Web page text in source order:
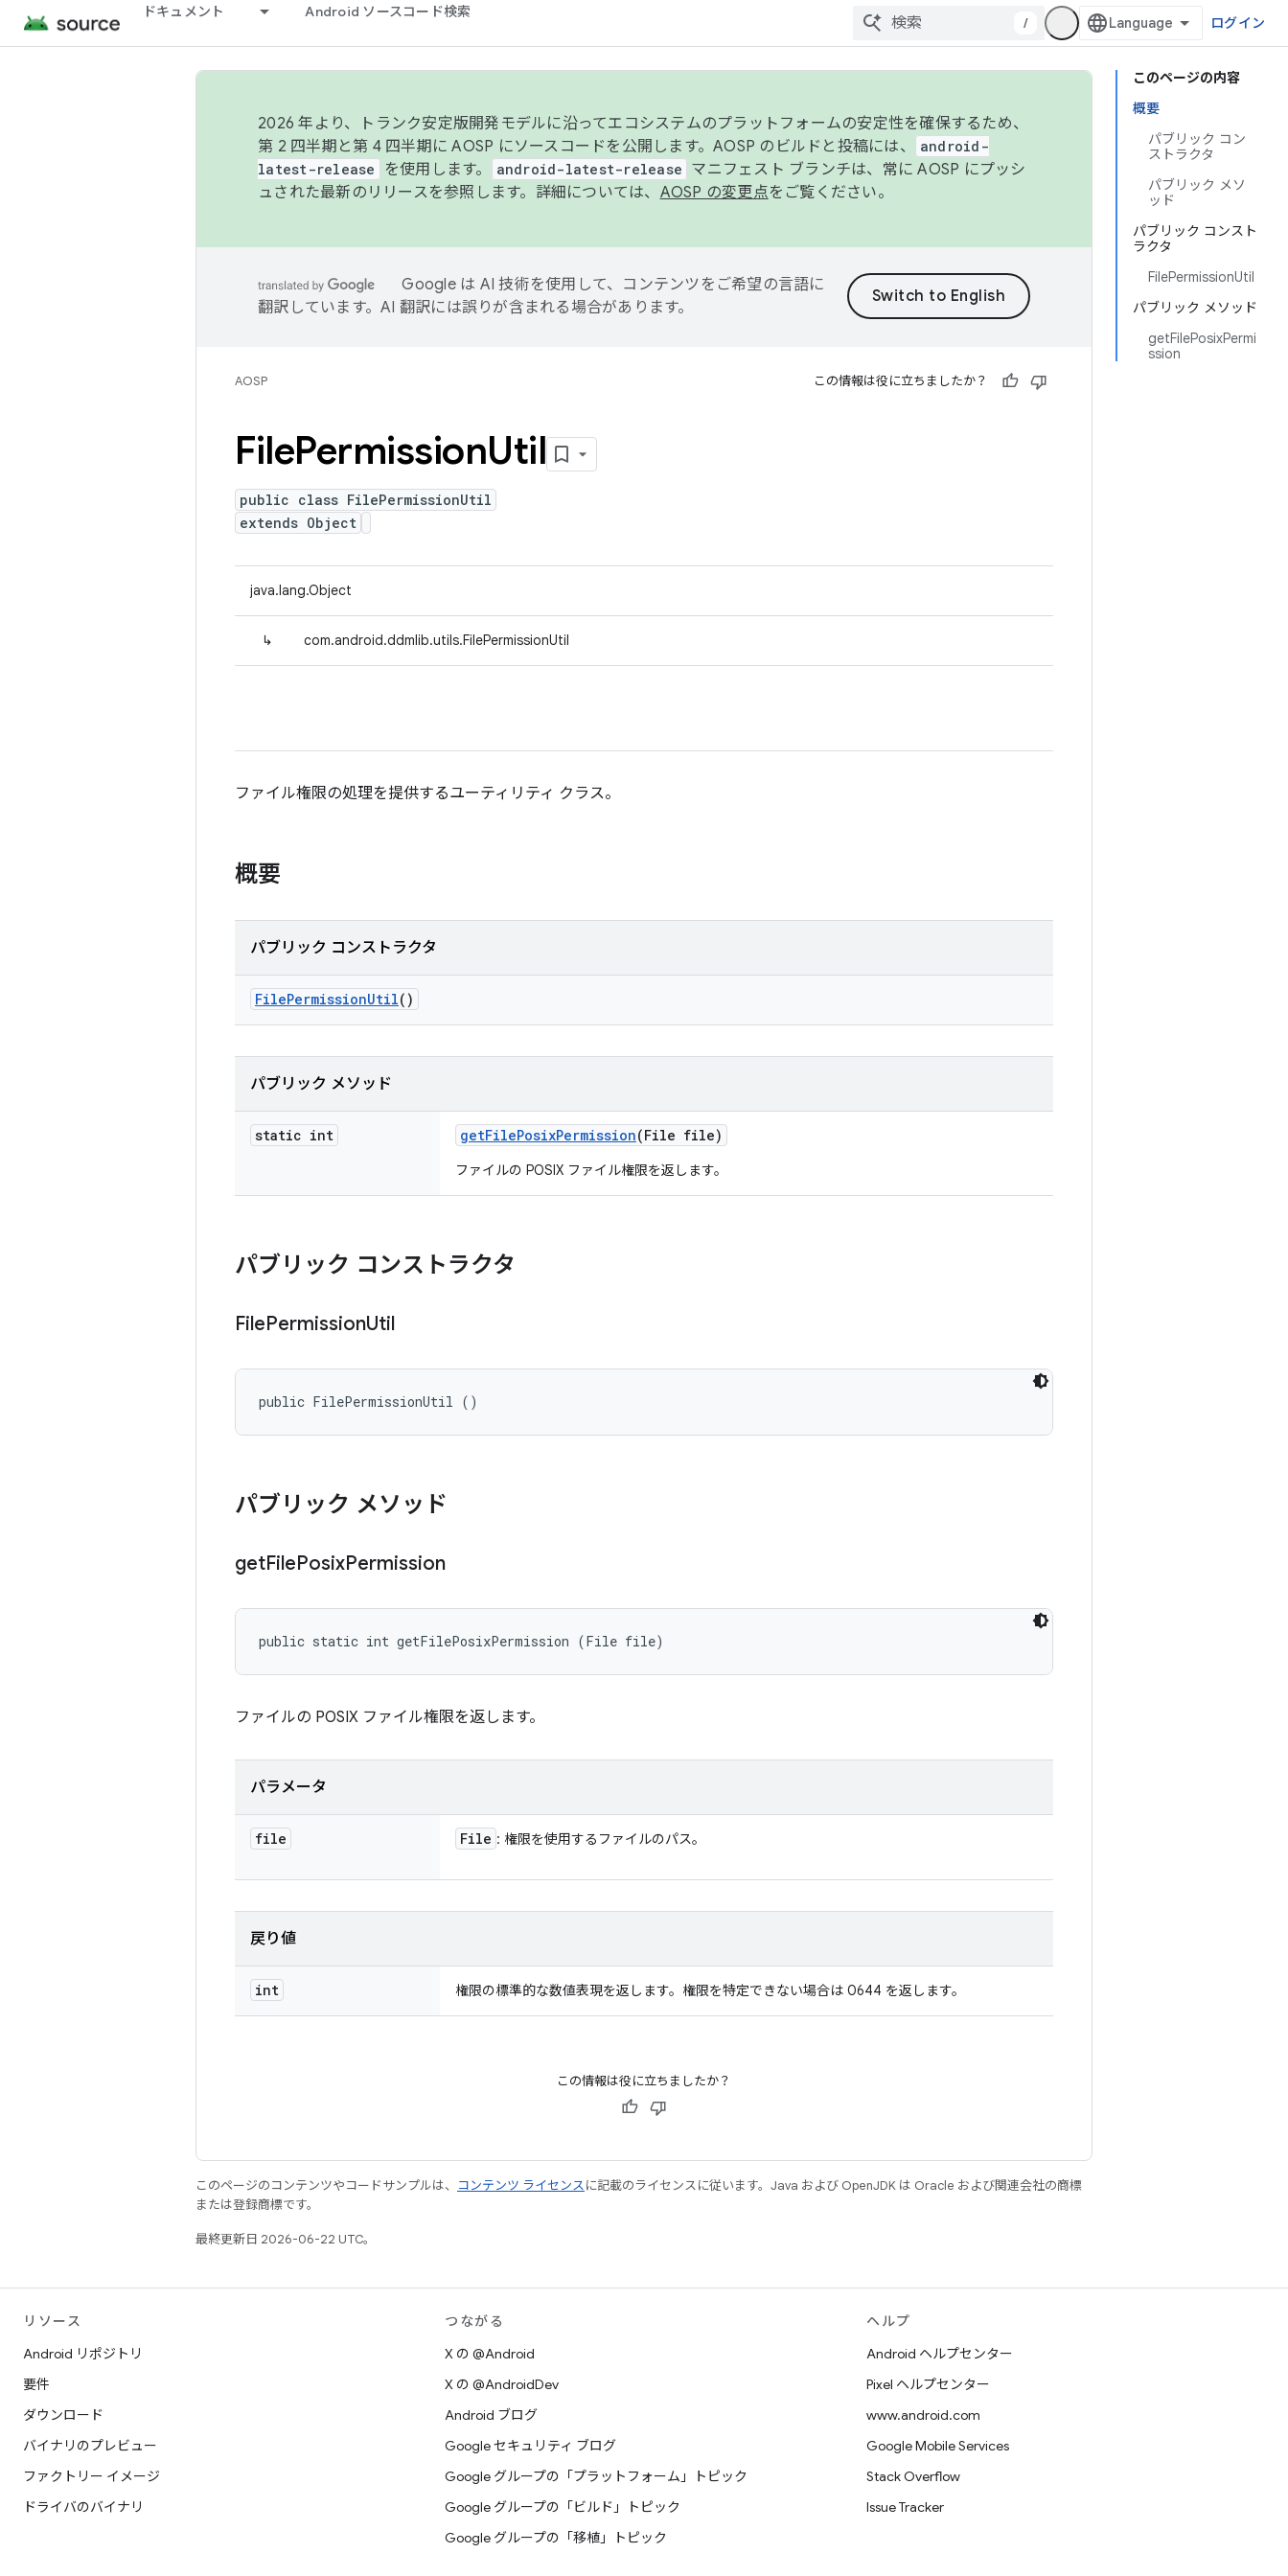
ドキュメント Android ソースコード検索
/ ログイン
このページの内容
概要
パブリック コン
ストラクタ
パブリック メソ
ッド
パブリック コンスト
ラクタ
FilePermissionUtil
パブリック メソッド
getFilePosixPermi
ssion
2026 年より、トランク安定版開発モデルに沿ってエコシステムのプラットフォームの安定性を確保するため、
第 2 四半期と第 4 四半期に AOSP にソースコードを公開します。AOSP のビルドと投稿には、
android-
latest-release
を使用します。 android-latest-release マニフェスト ブランチは、常に AOSP にプッシ
ュされた最新のリリースを参照します。詳細については、 AOSP の変更点をご覧ください。
Google は AI 技術を使用して、コンテンツをご希望の言語に
翻訳しています。AI 翻訳には誤りが含まれる場合があります。
AOSP この情報は役に立ちましたか？
FilePermissionUtil
public class FilePermissionUtil
extends Object
java.lang.Object
↳ com.android.ddmlib.utils.FilePermissionUtil
ファイル権限の処理を提供するユーティリティ クラス。
概要
パブリック コンストラクタ
FilePermissionUtil()
パブリック メソッド
static int getFilePosixPermission(File file)
ファイルの POSIX ファイル権限を返します。
パブリック コンストラクタ
FilePermissionUtil
public FilePermissionUtil ()
パブリック メソッド
getFilePosixPermission
public static int getFilePosixPermission (File file)
ファイルの POSIX ファイル権限を返します。
パラメータ
file File : 権限を使用するファイルのパス。
戻り値
int 権限の標準的な数値表現を返します。権限を特定できない場合は 0644 を返します。
この情報は役に立ちましたか？
このページのコンテンツやコードサンプルは、 コンテンツ ライセンスに記載のライセンスに従います。Java および OpenJDK は Oracle および関連会社の商標
または登録商標です。
最終更新日 2026-06-22 UTC。
リソース
Android リポジトリ
要件
ダウンロード
バイナリのプレビュー
ファクトリー イメージ
ドライバのバイナリ
つながる
X の @Android
X の @AndroidDev
Android ブログ
Google セキュリティ ブログ
Google グループの「プラットフォーム」トピック
Google グループの「ビルド」トピック
Google グループの「移植」トピック
ヘルプ
Android ヘルプセンター
Pixel ヘルプセンター
www.android.com
Google Mobile Services
Stack Overflow
Issue Tracker